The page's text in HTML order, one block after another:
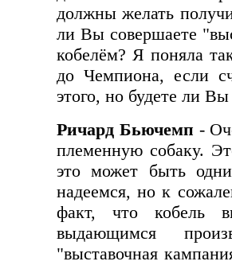
должны желать
ли Вы совершаете
кобелём? Я поняла
до Чемпиона, если
этого, но будете ли
Ричард Бьючемп -
племенную собаку.
это может быть
надеемся, но к
факт, что кобель
выдающимся
"выставочная